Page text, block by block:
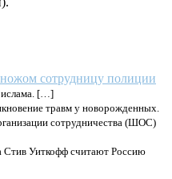
сотрудницу полиции
ислама. […]
травм у новорожденных.
сотрудничества (ШОС)
Стив Уиткофф считают Россию